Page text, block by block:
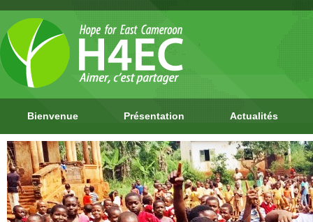
Bienvenue Présentation Actualités